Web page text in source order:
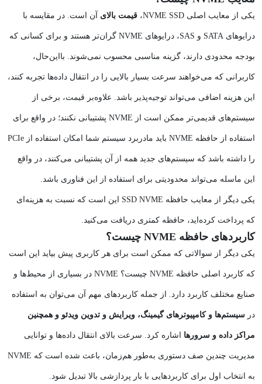
یکی از معایب اصلی NVME SSD، قیمت بالای آن است. در مقایسه با
درایوهای SATA و SAS، درایوهای NVME گران‌تر هستند و برای کسانی که
بودجه محدودی دارند، گزینه مناسبی محسوب نمی‌شوند. بااین‌حال،
کاربرانی که می‌خواهند سرعت بسیار بالایی را در انتقال داده‌ها تجربه کنند،
این هزینه اضافی می‌تواند توجیه‌پذیر باشد. علاوه‌بر قیمت، برخی از
سیستم‌های قدیمی‌تر ممکن است از NVME پشتیبانی نکنند؛ در واقع برای
استفاده از حافظه NVME باید مادربرد سیستم شما امکان استفاده از PCIe
را داشته باشد که سیستم‌های جدید همه از آن پشتیبانی می‌کنند، در واقع
این ماسله می‌تواند محدودیتی برای استفاده از این فناوری باشد.
یکی دیگر از معایب حافظه SSD NVME این است که نسبت به هزینه‌ای
که پرداخت کرده‌اید، حافظه کمتری دریافت می‌کنید.
کاربردهای حافظه NVME چیست؟
یکی دیگر از سوالاتی که ممکن است برای هر کاربری پیش بیاید این است
که کاربرد اصلی حافظه NVME چیست؟ NVME در بسیاری از محیط‌ها و
صنایع مختلف کاربرد دارد. از جمله کاربردهای مهم آن می‌توان به استفاده
در سیستم‌ها و کامپیوترهای گیمینگ، ویرایش و تدوین ویدئو و همچنین
مراکز داده و سرورها اشاره کرد. سرعت بالای انتقال داده‌ها و توانایی
مدیریت چندین صف دستوری به‌طور هم‌زمان، باعث شده است که NVME
به انتخاب اول برای کاربردهایی با بار پردازشی بالا تبدیل شود.